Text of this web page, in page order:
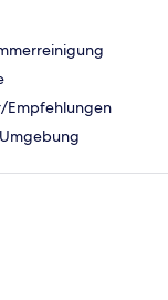
Empfehlungen